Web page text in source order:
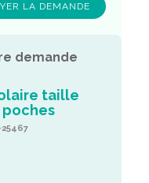
demande
taille